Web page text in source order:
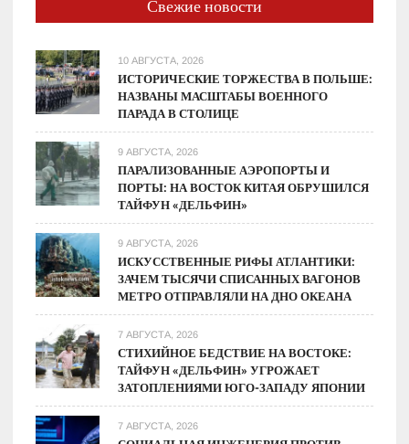
решила
вопрос
электрогрузовиков
—
запас
Свежие новости
10 АВГУСТА, 2026
ИСТОРИЧЕСКИЕ ТОРЖЕСТВА В ПОЛЬШЕ:
НАЗВАНЫ МАСШТАБЫ ВОЕННОГО
ПАРАДА В СТОЛИЦЕ
9 АВГУСТА, 2026
ПАРАЛИЗОВАННЫЕ АЭРОПОРТЫ И
ПОРТЫ: НА ВОСТОК КИТАЯ ОБРУШИЛСЯ
ТАЙФУН «ДЕЛЬФИН»
9 АВГУСТА, 2026
ИСКУССТВЕННЫЕ РИФЫ АТЛАНТИКИ:
ЗАЧЕМ ТЫСЯЧИ СПИСАННЫХ ВАГОНОВ
МЕТРО ОТПРАВЛЯЛИ НА ДНО ОКЕАНА
7 АВГУСТА, 2026
СТИХИЙНОЕ БЕДСТВИЕ НА ВОСТОКЕ:
ТАЙФУН «ДЕЛЬФИН» УГРОЖАЕТ
ЗАТОПЛЕНИЯМИ ЮГО-ЗАПАДУ ЯПОНИИ
7 АВГУСТА, 2026